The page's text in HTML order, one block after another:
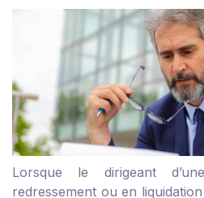
Lorsque le dirigeant
redressement ou en